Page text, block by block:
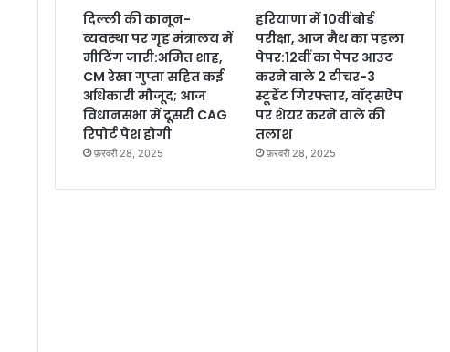
दिल्ली की कानून-
व्यवस्था पर गृह मंत्रालय में
मीटिंग जारी:अमित शाह,
CM रेखा गुप्ता सहित कई
अधिकारी मौजूद; आज
विधानसभा में दूसरी CAG
रिपोर्ट पेश होगी
फ़रवरी 28, 2025
हरियाणा में 10वीं बोर्ड
परीक्षा, आज मैथ का पहला
पेपर:12वीं का पेपर आउट
करने वाले 2 टीचर-3
स्टूडेंट गिरफ्तार, वॉट्सऐप
पर शेयर करने वाले की
तलाश
फ़रवरी 28, 2025